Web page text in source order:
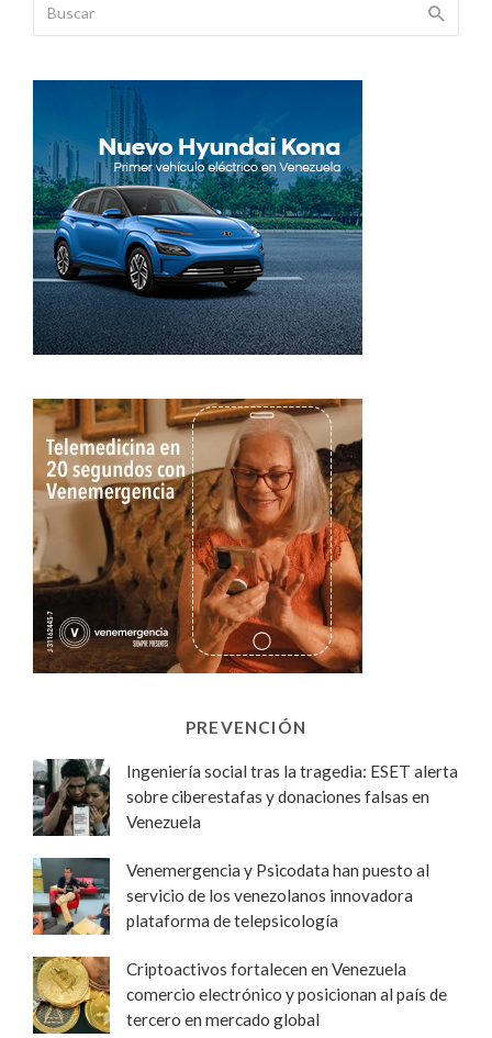
PREVENCIÓN
Ingeniería social tras la tragedia: ESET alerta
sobre ciberestafas y donaciones falsas en
Venezuela
Venemergencia y Psicodata han puesto al
servicio de los venezolanos innovadora
plataforma de telepsicología
Criptoactivos fortalecen en Venezuela
comercio electrónico y posicionan al país de
tercero en mercado global